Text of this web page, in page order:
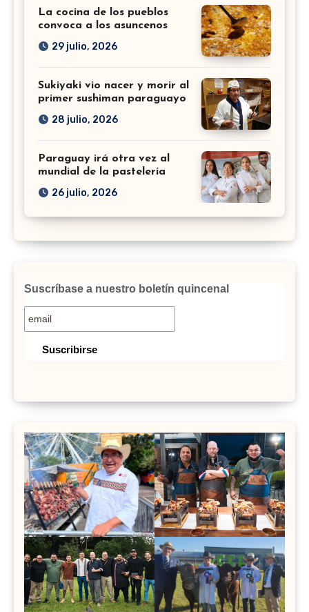
La cocina de los pueblos
convoca a los asuncenos
29 julio, 2026
Sukiyaki vio nacer y morir al
primer sushiman paraguayo
28 julio, 2026
Paraguay irá otra vez al
mundial de la pastelería
26 julio, 2026
Suscríbase a nuestro boletín quincenal